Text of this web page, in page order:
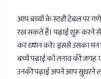
आप बच्चों के स्टडी टेबल पर
रख सकते हैं। पढ़ाई शुरू करने से
कर ध्यान करे। इससे उसका मन
बच्चे पढ़ाई को तनाव की जगह
उनकी पढ़ाई अपने आप सुधरने